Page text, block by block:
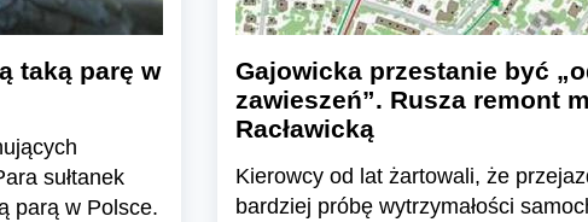
taką parę w
sułtanek
parą w Polsce.
Gajowicka przestanie być
zawieszeń”. Rusza remont
Racławicką
Kierowcy od lat żartowali, że
bardziej próbę wytrzymałości